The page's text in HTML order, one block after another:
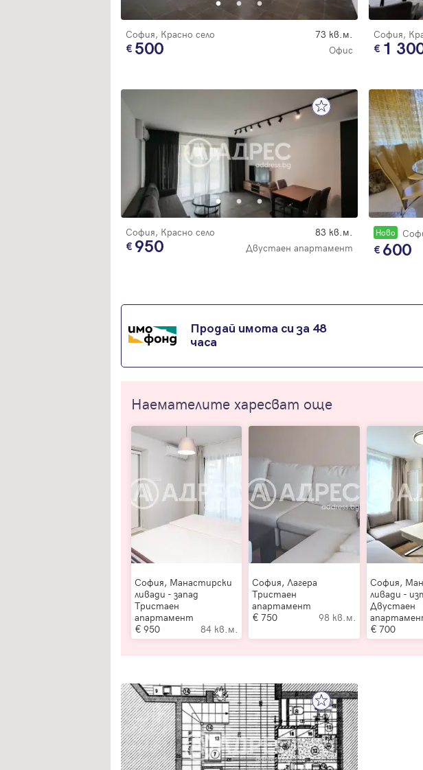
София, Красно село 73 кв.м.
500 Офис
София,
1
София, Красно село 83 кв.м.
950 Двустаен апартамент
Новo
600
Продай имота си за 48
часа
Наемателите харесват още
София, Манастирски
ливади - запад
Тристаен
апартамент
950
84 кв.м.
София, Лагера
Тристаен
апартамент
750
98 кв.м.
София,
ливади -
Двустаен
700